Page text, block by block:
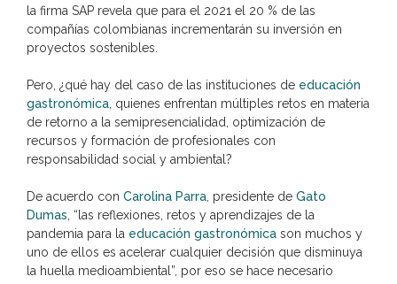
la firma SAP revela que para el 2021 el 20 % de las
compañías colombianas incrementarán su inversión en
proyectos sostenibles.
Pero, ¿qué hay del caso de las instituciones de educación
gastronómica , quienes enfrentan múltiples retos en materia
de retorno a la semipresencialidad, optimización de
recursos y formación de profesionales con
responsabilidad social y ambiental?
De acuerdo con Carolina Parra , presidente de Gato
Dumas , “las reflexiones, retos y aprendizajes de la
pandemia para la educación gastronómica son muchos y
uno de ellos es acelerar cualquier decisión que disminuya
la huella medioambiental”, por eso se hace necesario